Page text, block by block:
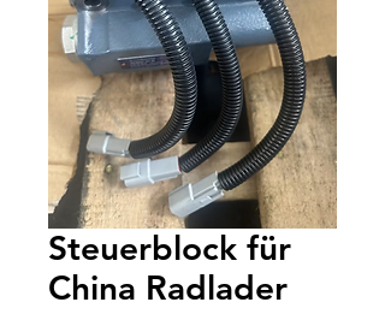
Steuerblock für
China Radlader